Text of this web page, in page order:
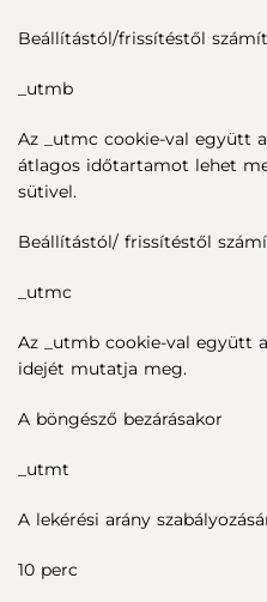
Beállítástól/frissítéstől
_utmb
Az _utmc cookie-val együtt
átlagos időtartamot lehet
sütivel.
Beállítástól/ frissítéstől
_utmc
Az _utmb cookie-val együtt
idejét mutatja meg.
A böngésző bezárásakor
_utmt
A lekérési arány
10 perc